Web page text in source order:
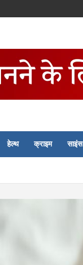
हेल्थ क्राइम साइंस